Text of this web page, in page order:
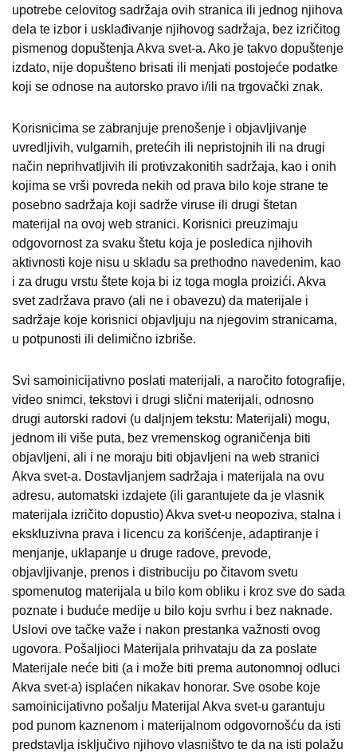
upotrebe celovitog sadržaja ovih stranica ili jednog njihova
dela te izbor i usklađivanje njihovog sadržaja, bez izričitog
pismenog dopuštenja Akva svet-a. Ako je takvo dopuštenje
izdato, nije dopušteno brisati ili menjati postojeće podatke
koji se odnose na autorsko pravo i/ili na trgovački znak.
Korisnicima se zabranjuje prenošenje i objavljivanje
uvredljivih, vulgarnih, pretećih ili nepristojnih ili na drugi
način neprihvatljivih ili protivzakonitih sadržaja, kao i onih
kojima se vrši povreda nekih od prava bilo koje strane te
posebno sadržaja koji sadrže viruse ili drugi štetan
materijal na ovoj web stranici. Korisnici preuzimaju
odgovornost za svaku štetu koja je posledica njihovih
aktivnosti koje nisu u skladu sa prethodno navedenim, kao
i za drugu vrstu štete koja bi iz toga mogla proizići. Akva
svet zadržava pravo (ali ne i obavezu) da materijale i
sadržaje koje korisnici objavljuju na njegovim stranicama,
u potpunosti ili delimično izbriše.
Svi samoinicijativno poslati materijali, a naročito fotografije,
video snimci, tekstovi i drugi slični materijali, odnosno
drugi autorski radovi (u daljnjem tekstu: Materijali) mogu,
jednom ili više puta, bez vremenskog ograničenja biti
objavljeni, ali i ne moraju biti objavljeni na web stranici
Akva svet-a. Dostavljanjem sadržaja i materijala na ovu
adresu, automatski izdajete (ili garantujete da je vlasnik
materijala izričito dopustio) Akva svet-u neopoziva, stalna i
ekskluzivna prava i licencu za korišćenje, adaptiranje i
menjanje, uklapanje u druge radove, prevode,
objavljivanje, prenos i distribuciju po čitavom svetu
spomenutog materijala u bilo kom obliku i kroz sve do sada
poznate i buduće medije u bilo koju svrhu i bez naknade.
Uslovi ove tačke važe i nakon prestanka važnosti ovog
ugovora. Pošaljioci Materijala prihvataju da za poslate
Materijale neće biti (a i može biti prema autonomnoj odluci
Akva svet-a) isplaćen nikakav honorar. Sve osobe koje
samoinicijativno pošalju Materijal Akva svet-u garantuju
pod punom kaznenom i materijalnom odgovornošću da isti
predstavlja isključivo njihovo vlasništvo te da na isti polažu